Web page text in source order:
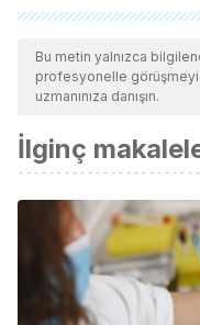
Tüm alıntı yapılan
güncelliklerini ve
tarafından
kabul edildi.
Bu metin yalnızca
profesyonelle
uzmanınıza danışın.
İlginç